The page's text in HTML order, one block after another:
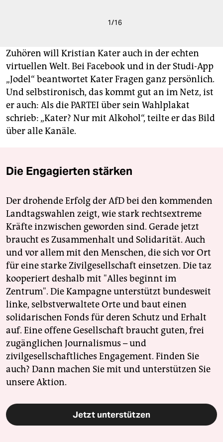
1/16
Zuhören will Kristian Kater auch in der echten
virtuellen Welt. Bei Facebook und in der Studi-App
„Jodel“ beantwortet Kater Fragen ganz persönlich.
Und selbstironisch, das kommt gut an im Netz, ist
er auch: Als die PARTEI über sein Wahlplakat
schrieb: „Kater? Nur mit Alkohol“, teilte er das Bild
über alle Kanäle.
Die Engagierten stärken
Der drohende Erfolg der AfD bei den kommenden
Landtagswahlen zeigt, wie stark rechtsextreme
Kräfte inzwischen geworden sind. Gerade jetzt
braucht es Zusammenhalt und Solidarität. Auch
und vor allem mit den Menschen, die sich vor Ort
für eine starke Zivilgesellschaft einsetzen. Die taz
kooperiert deshalb mit "Alles beginnt im
Zentrum". Die Kampagne unterstützt bundesweit
linke, selbstverwaltete Orte und baut einen
solidarischen Fonds für deren Schutz und Erhalt
auf. Eine offene Gesellschaft braucht guten, frei
zugänglichen Journalismus – und
zivilgesellschaftliches Engagement. Finden Sie
auch? Dann machen Sie mit und unterstützen Sie
unsere Aktion.
Jetzt unterstützen